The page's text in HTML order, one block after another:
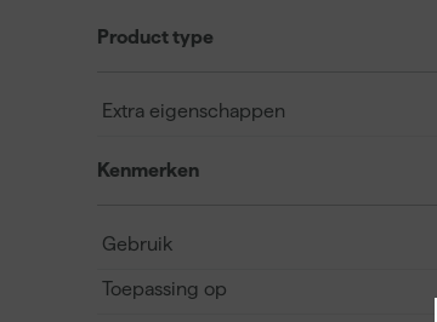
Product type
Extra eigenschappen
Kenmerken
Gebruik
Toepassing op